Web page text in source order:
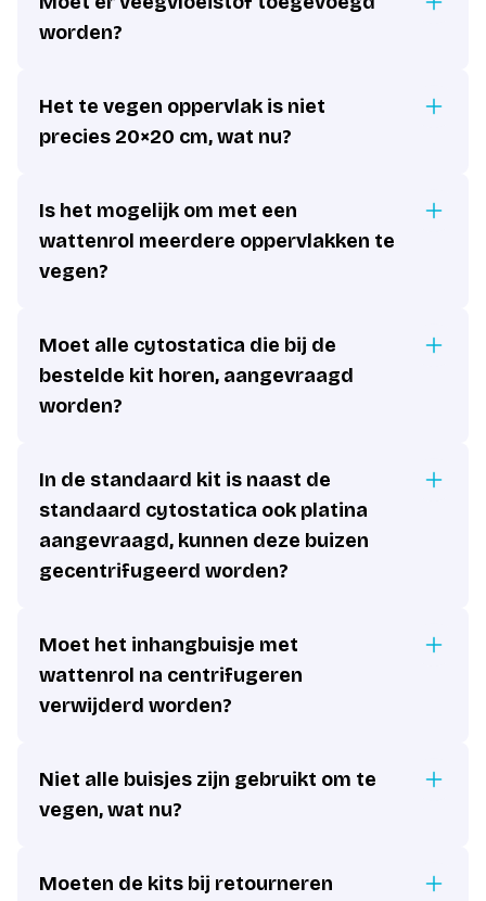
worden?
Het te vegen oppervlak is niet
precies 20×20 cm, wat nu?
Is het mogelijk om met een
wattenrol meerdere oppervlakken te
vegen?
Moet alle cytostatica die bij de
bestelde kit horen, aangevraagd
worden?
In de standaard kit is naast de
standaard cytostatica ook platina
aangevraagd, kunnen deze buizen
gecentrifugeerd worden?
Moet het inhangbuisje met
wattenrol na centrifugeren
verwijderd worden?
Niet alle buisjes zijn gebruikt om te
vegen, wat nu?
Moeten de kits bij retourneren